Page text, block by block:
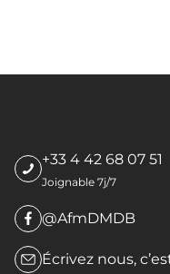
+33 4 42 68 07 51
Joignable 7j/7
@AfmDMDB
Écrivez nous,